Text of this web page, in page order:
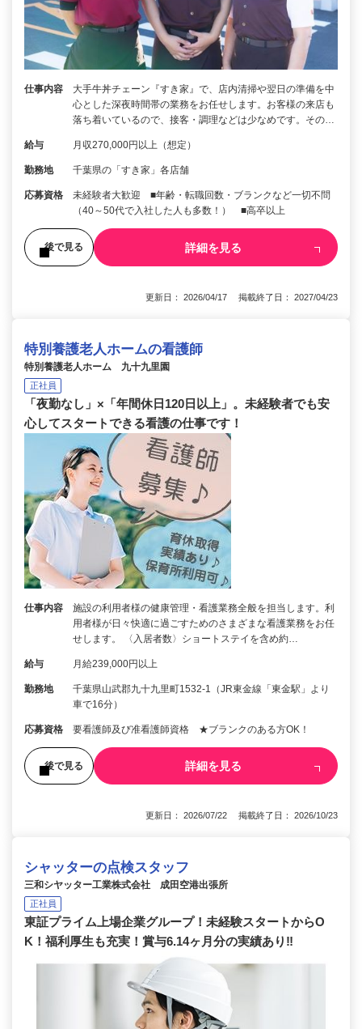
仕事内容
大手牛丼チェーン『すき家』で、店内清掃や翌日の準備を中
心とした深夜時間帯の業務をお任せします。お客様の来店も
落ち着いているので、接客・調理などは少なめです。その…
給与 月収270,000円以上（想定）
勤務地 千葉県の「すき家」各店舗
応募資格
未経験者大歓迎 ■年齢・転職回数・ブランクなど一切不問
（40～50代で入社した人も多数！） ■高卒以上
後で見る 詳細を見る
更新日： 2026/04/17 掲載終了日： 2027/04/23
特別養護老人ホームの看護師
特別養護老人ホーム 九十九里園
正社員
「夜勤なし」×「年間休日120日以上」。未経験者でも安
心してスタートできる看護の仕事です！
仕事内容
施設の利用者様の健康管理・看護業務全般を担当します。利
用者様が日々快適に過ごすためのさまざまな看護業務をお任
せします。 〈入居者数〉ショートステイを含め約…
給与 月給239,000円以上
勤務地
千葉県山武郡九十九里町1532-1（JR東金線「東金駅」より
車で16分）
応募資格 要看護師及び准看護師資格 ★ブランクのある方OK！
後で見る 詳細を見る
更新日： 2026/07/22 掲載終了日： 2026/10/23
シャッターの点検スタッフ
三和シヤッター工業株式会社 成田空港出張所
正社員
東証プライム上場企業グループ！未経験スタートからO
K！福利厚生も充実！賞与6.14ヶ月分の実績あり‼